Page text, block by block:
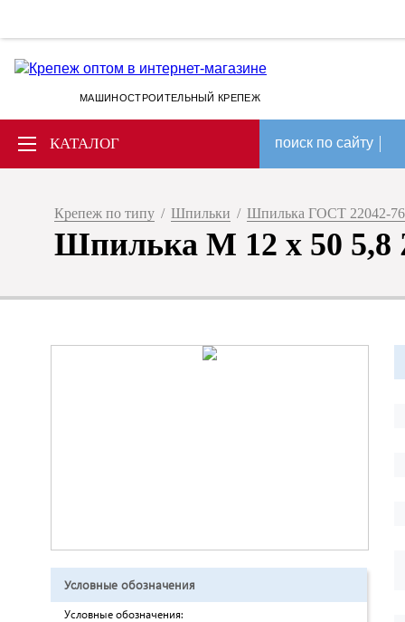
МАШИНОСТРОИТЕЛЬНЫЙ КРЕПЕЖ
КАТАЛОГ поиск по сайту
Крепеж по типу / Шпильки / Шпилька ГОСТ 22042-76
Шпилька М 12 х 50 5,8
Условные обозначения
Условные обозначения: